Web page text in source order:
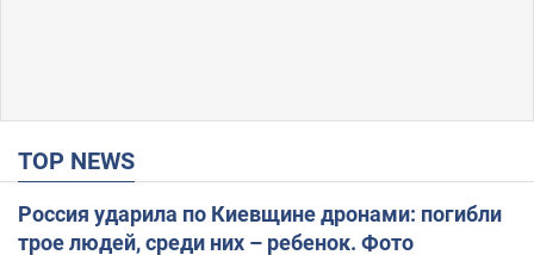
TOP NEWS
Россия ударила по Киевщине дронами: погибли
трое людей, среди них – ребенок. Фото